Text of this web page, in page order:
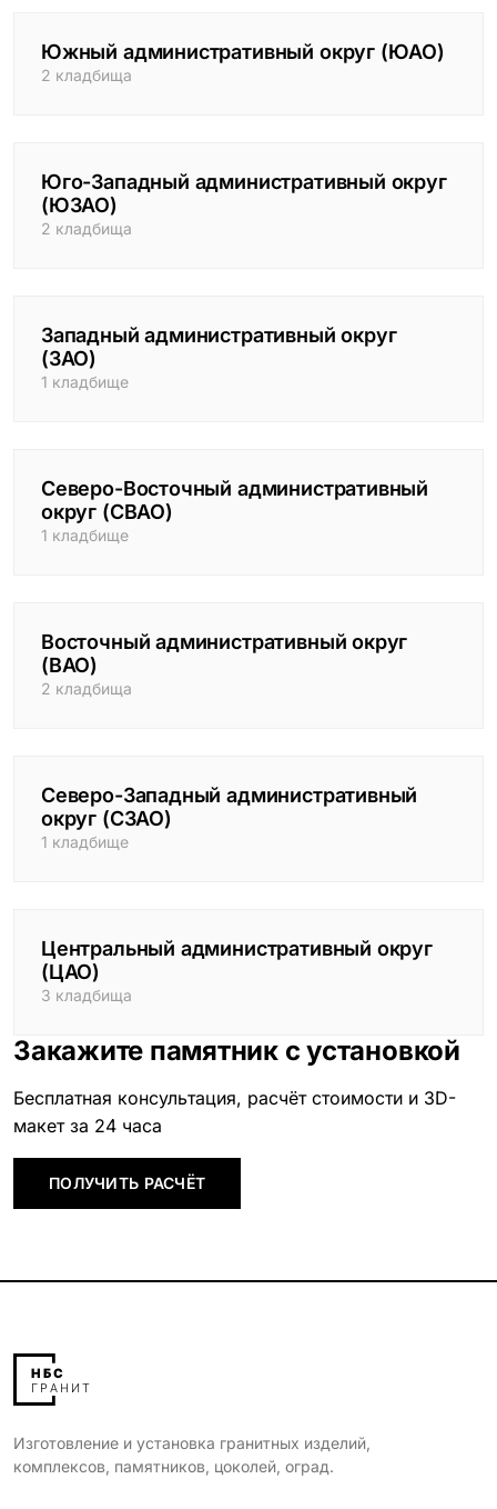
Южный административный округ (ЮАО)
2 кладбища
Юго-Западный административный округ
(ЮЗАО)
2 кладбища
Западный административный округ
(ЗАО)
1 кладбище
Северо-Восточный административный
округ (СВАО)
1 кладбище
Восточный административный округ
(ВАО)
2 кладбища
Северо-Западный административный
округ (СЗАО)
1 кладбище
Центральный административный округ
(ЦАО)
3 кладбища
Закажите памятник с установкой
Бесплатная консультация, расчёт стоимости и 3D-
макет за 24 часа
ПОЛУЧИТЬ РАСЧЁТ
Изготовление и установка гранитных изделий,
комплексов, памятников, цоколей, оград.